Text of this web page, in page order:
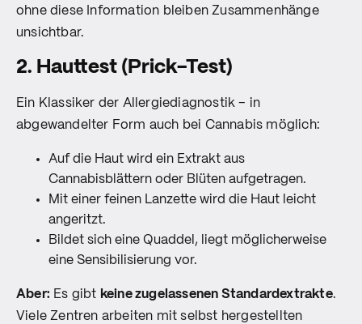
ohne diese Information bleiben Zusammenhänge
unsichtbar.
2. Hauttest (Prick-Test)
Ein Klassiker der Allergiediagnostik – in
abgewandelter Form auch bei Cannabis möglich:
Auf die Haut wird ein Extrakt aus
Cannabisblättern oder Blüten aufgetragen.
Mit einer feinen Lanzette wird die Haut leicht
angeritzt.
Bildet sich eine Quaddel, liegt möglicherweise
eine Sensibilisierung vor.
Aber: Es gibt keine zugelassenen Standardextrakte.
Viele Zentren arbeiten mit selbst hergestellten